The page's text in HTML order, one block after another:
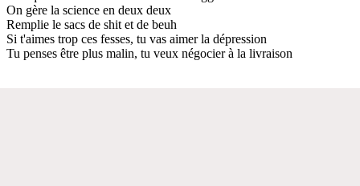
On gère la science en deux deux
Remplie le sacs de shit et de beuh
Si t'aimes trop ces fesses, tu vas aimer la dépression
Tu penses être plus malin, tu veux négocier à la livraison